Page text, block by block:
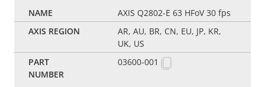
AXIS Q2802-E 63 HFoV 30 fps
AR, AU, BR, CN, EU, JP, KR,
UK, US
03600-001